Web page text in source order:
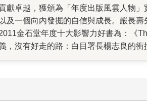
卓越，獲頒為「年度出版風雲人物」
一個向內發掘的自信與成長。嚴長壽
金石堂年度十大影響力好書為：《
，沒有好走的路：白目署長楊志良的衝
憑，對與錯來自於不同角度的判斷，
辦人高希均 媒體崩壞，資訊鎖國，